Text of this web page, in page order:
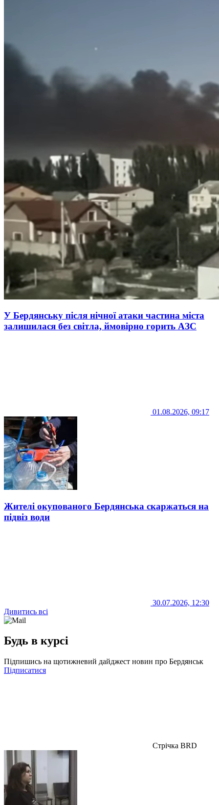
У Бердянську після нічної атаки частина міста
залишилася без світла, ймовірно горить АЗС
01.08.2026, 09:17
Жителі окупованого Бердянська скаржаться на
підвіз води
30.07.2026, 12:30
Дивитись всі
Будь в курсі
Підпишись на щотижневий дайджест новин про Бердянськ
Підписатися
Стрічка BRD